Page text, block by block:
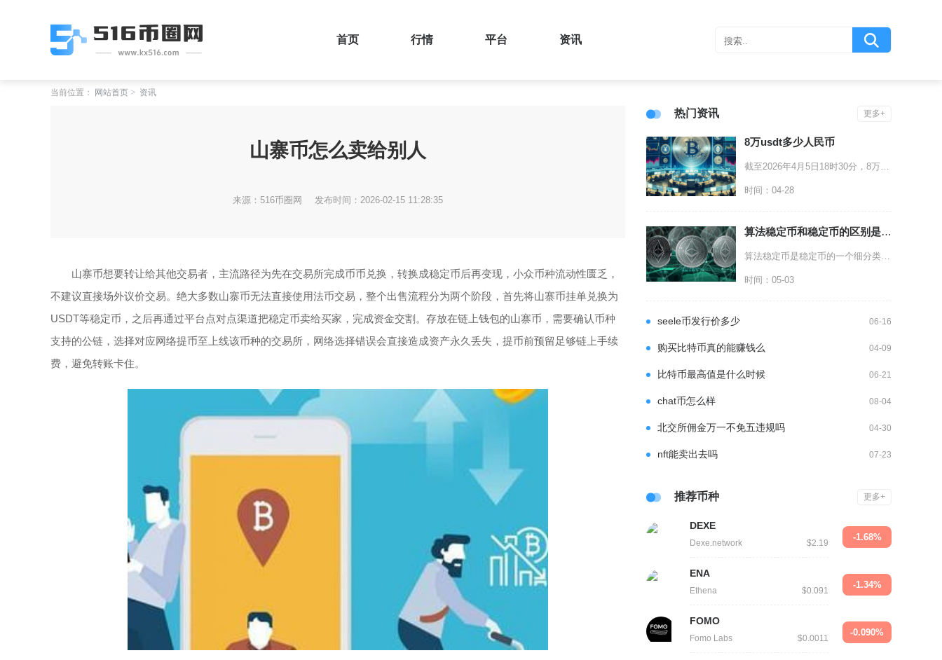
首页 行情 平台 资讯
当前位置： 网站首页 资讯
山寨币怎么卖给别人
来源：516币圈网 发布时间：2026-02-15 11:28:35
山寨币想要转让给其他交易者，主流路径为先在交易所完成币币兑换，转换成稳定币后再变现，小众币种流动性匮乏，
不建议直接场外议价交易。绝大多数山寨币无法直接使用法币交易，整个出售流程分为两个阶段，首先将山寨币挂单兑换为
USDT等稳定币，之后再通过平台点对点渠道把稳定币卖给买家，完成资金交割。存放在链上钱包的山寨币，需要确认币种
支持的公链，选择对应网络提币至上线该币种的交易所，网络选择错误会直接造成资产永久丢失，提币前预留足够链上手续
费，避免转账卡住。
热门资讯 更多+
8万usdt多少人民币
截至2026年4月5日18时30分，8万USDT约等于550872元人民币，该数值基于当日
时间：04-28
算法稳定币和稳定币的区别是什么
算法稳定币是稳定币的一个细分类型，稳定币是通过资产抵押或算法调节维持价格稳定的加密资产总称
时间：05-03
seele币发行价多少 06-16
购买比特币真的能赚钱么 04-09
比特币最高值是什么时候 06-21
chat币怎么样 08-04
北交所佣金万一不免五违规吗 04-30
nft能卖出去吗 07-23
推荐币种 更多+
DEXE
Dexe.network $2.19
-1.68%
ENA
Ethena $0.091
-1.34%
FOMO
Fomo Labs $0.0011
-0.090%